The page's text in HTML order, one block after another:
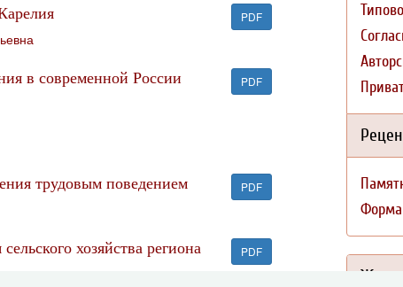
PDF
в современной России PDF
трудовым поведением
PDF
хозяйства региона PDF
Форма